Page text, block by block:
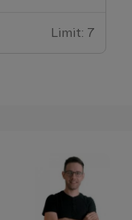
Limit: 7